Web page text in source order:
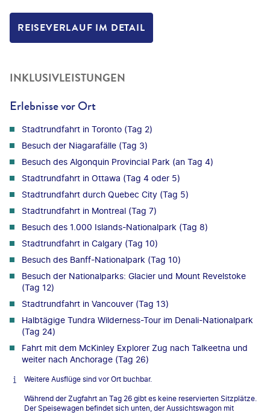
REISEVERLAUF IM DETAIL
INKLUSIVLEISTUNGEN
Erlebnisse vor Ort
Stadtrundfahrt in Toronto (Tag 2)
Besuch der Niagarafälle (Tag 3)
Besuch des Algonquin Provincial Park (an Tag 4)
Stadtrundfahrt in Ottawa (Tag 4 oder 5)
Stadtrundfahrt durch Quebec City (Tag 5)
Stadtrundfahrt in Montreal (Tag 7)
Besuch des 1.000 Islands-Nationalpark (Tag 8)
Stadtrundfahrt in Calgary (Tag 10)
Besuch des Banff-Nationalpark (Tag 10)
Besuch der Nationalparks: Glacier und Mount Revelstoke
(Tag 12)
Stadtrundfahrt in Vancouver (Tag 13)
Halbtägige Tundra Wilderness-Tour im Denali-Nationalpark
(Tag 24)
Fahrt mit dem McKinley Explorer Zug nach Talkeetna und
weiter nach Anchorage (Tag 26)
Weitere Ausflüge sind vor Ort buchbar.
Während der Zugfahrt an Tag 26 gibt es keine reservierten Sitzplätze.
Der Speisewagen befindet sich unten, der Aussichtswagon mit